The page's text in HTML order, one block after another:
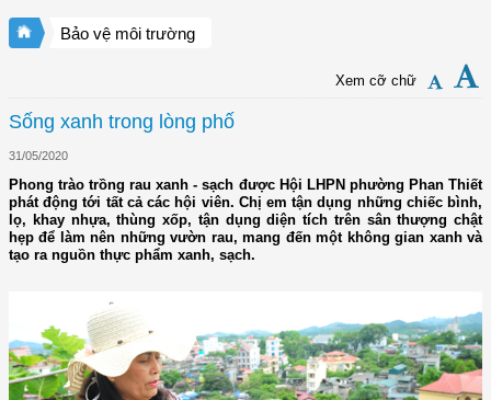
Bảo vệ môi trường
Xem cỡ chữ
Sống xanh trong lòng phố
31/05/2020
Phong trào trồng rau xanh - sạch được Hội LHPN phường Phan Thiết
phát động tới tất cả các hội viên. Chị em tận dụng những chiếc bình,
lọ, khay nhựa, thùng xốp, tận dụng diện tích trên sân thượng chật
hẹp để làm nên những vườn rau, mang đến một không gian xanh và
tạo ra nguồn thực phẩm xanh, sạch.